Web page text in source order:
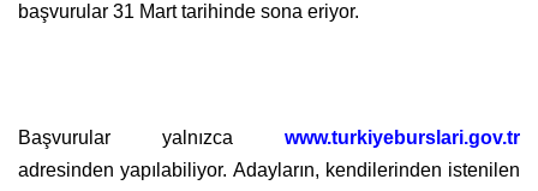
başvurular 31 Mart tarihinde sona eriyor.
Başvurular yalnızca www.turkiyeburslari.gov.tr
adresinden yapılabiliyor. Adayların, kendilerinden istenilen